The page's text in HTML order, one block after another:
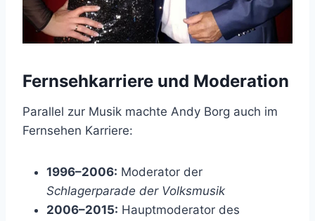
Fernsehkarriere und Moderation
Parallel zur Musik machte Andy Borg auch im
Fernsehen Karriere:
1996–2006: Moderator der
Schlagerparade der Volksmusik
2006–2015: Hauptmoderator des